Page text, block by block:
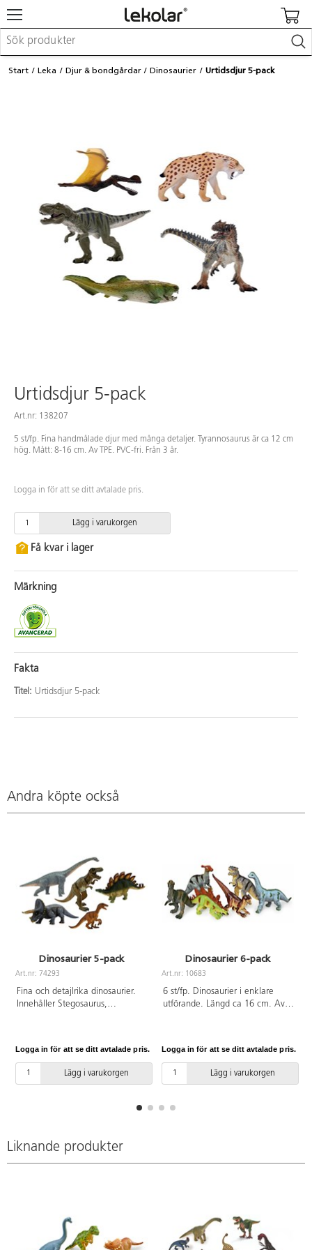
Möbler & inredning
Skolförbrukning & kontorsmaterial
Logga in / Registrera dig
Hitta din säljare
Kontakta Lekolar
Start Leka Djur & bondgårdar Dinosaurier Urtidsdjur 5-pack
Urtidsdjur 5-pack
Art.nr: 138207
5 st/fp. Fina handmålade djur med många detaljer. Tyrannosaurus är ca 12 cm
hög. Mått: 8-16 cm. Av TPE. PVC-fri. Från 3 år.
Logga in för att se ditt avtalade pris.
Lägg i varukorgen
Få kvar i lager
Märkning
Fakta
Titel: Urtidsdjur 5-pack
Andra köpte också
Dinosaurier 5-pack
Art.nr: 74293
Fina och detajlrika dinosaurier.
Innehåller Stegosaurus,
Logga in för att se ditt avtalade pris.
Lägg i varukorgen
Dinosaurier 6-pack
Art.nr: 10683
6 st/fp. Dinosaurier i enklare
utförande. Längd ca 16 cm. Av
Logga in för att se ditt avtalade pris.
Lägg i varukorgen
Liknande produkter